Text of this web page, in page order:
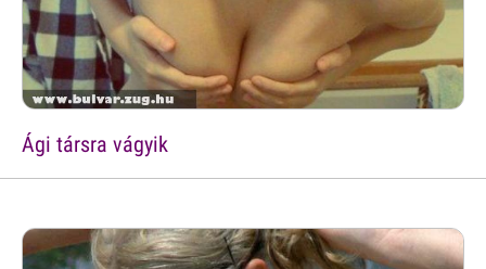
Ági társra vágyik